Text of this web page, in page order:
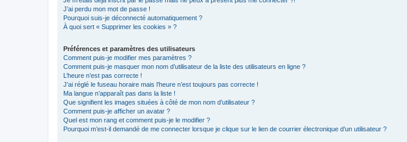
J’ai perdu mon mot de passe !
Pourquoi suis-je déconnecté automatiquement ?
À quoi sert « Supprimer les cookies » ?
Préférences et paramètres des utilisateurs
Comment puis-je modifier mes paramètres ?
Comment puis-je masquer mon nom d’utilisateur de la liste des utilisateurs en ligne ?
L’heure n’est pas correcte !
J’ai réglé le fuseau horaire mais l’heure n’est toujours pas correcte !
Ma langue n’apparaît pas dans la liste !
Que signifient les images situées à côté de mon nom d’utilisateur ?
Comment puis-je afficher un avatar ?
Quel est mon rang et comment puis-je le modifier ?
Pourquoi m’est-il demandé de me connecter lorsque je clique sur le lien de courrier électronique d’un utilisateur ?